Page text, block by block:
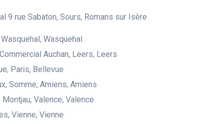
9 rue Sabaton, Sours, Romans sur Isère
Wasquehal
Auchan, Leers, Leers
Paris, Bellevue
Somme, Amiens, Amiens
Valence, Valence
Vienne, Vienne